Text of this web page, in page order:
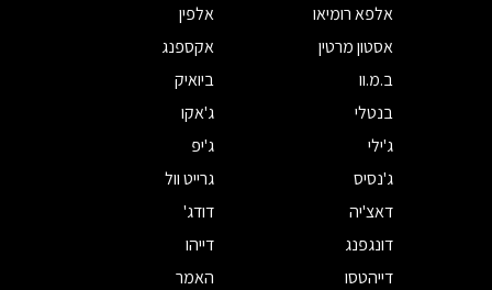
אלפא רומיאו
אלפין
אסטון מרטין
אקספנג
ב.מ.וו
ביואיק
בנטלי
ג'אקו
ג'ילי
ג'יפ
ג'נסיס
גרייט וול
דאצ'יה
דודג'
דונגפנג
דייהו
דייהטסו
האמר